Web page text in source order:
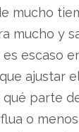
mucho
mucho y
escaso
ajustar
qué parte
o menos